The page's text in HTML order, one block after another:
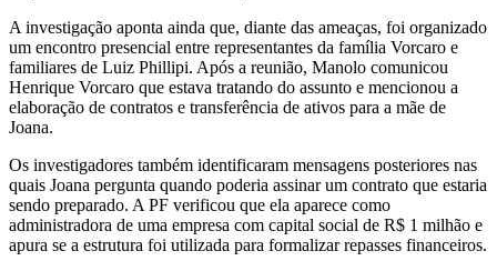
A investigação aponta ainda que, diante das ameaças, foi organizado
um encontro presencial entre representantes da família Vorcaro e
familiares de Luiz Phillipi. Após a reunião, Manolo comunicou
Henrique Vorcaro que estava tratando do assunto e mencionou a
elaboração de contratos e transferência de ativos para a mãe de
Joana.
Os investigadores também identificaram mensagens posteriores nas
quais Joana pergunta quando poderia assinar um contrato que estaria
sendo preparado. A PF verificou que ela aparece como
administradora de uma empresa com capital social de R$ 1 milhão e
apura se a estrutura foi utilizada para formalizar repasses financeiros.